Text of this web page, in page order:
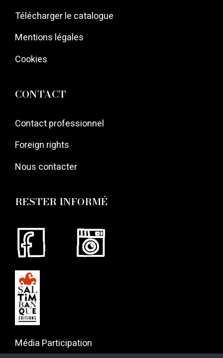
Télécharger le catalogue
Mentions légales
Cookies
CONTACT
Contact professionnel
Foreign rights
Nous contacter
RESTER INFORMÉ
Média Participation